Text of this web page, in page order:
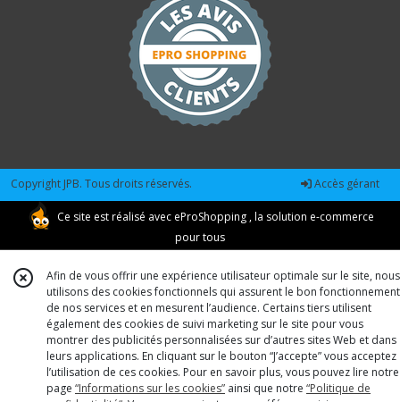
Copyright JPB. Tous droits réservés. Accès gérant
Ce site est réalisé avec eProShopping , la solution e-commerce
pour tous
Afin de vous offrir une expérience utilisateur optimale sur le site, nous
utilisons des cookies fonctionnels qui assurent le bon fonctionnement
de nos services et en mesurent l’audience. Certains tiers utilisent
également des cookies de suivi marketing sur le site pour vous
montrer des publicités personnalisées sur d’autres sites Web et dans
leurs applications. En cliquant sur le bouton “J’accepte” vous acceptez
l’utilisation de ces cookies. Pour en savoir plus, vous pouvez lire notre
page “Informations sur les cookies” ainsi que notre “Politique de